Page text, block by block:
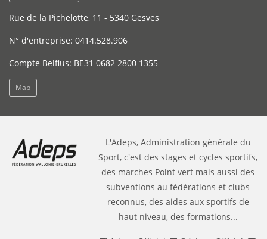
Rue de la Pichelotte, 11 - 5340 Gesves
N° d'entreprise: 0414.528.906
Compte Belfius: BE31 0682 2800 1355
Map
L'Adeps, Administration générale du
Sport, c'est des stages et cycles sportifs,
des marches Point vert mais aussi des
subventions au fédérations et clubs
reconnus, des aides aux sportifs de
haut niveau, des formations...